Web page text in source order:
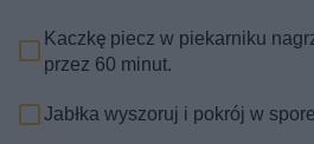
Kaczkę piecz w piekarniku
przez 60 minut.
Jabłka wyszoruj i pokrój w